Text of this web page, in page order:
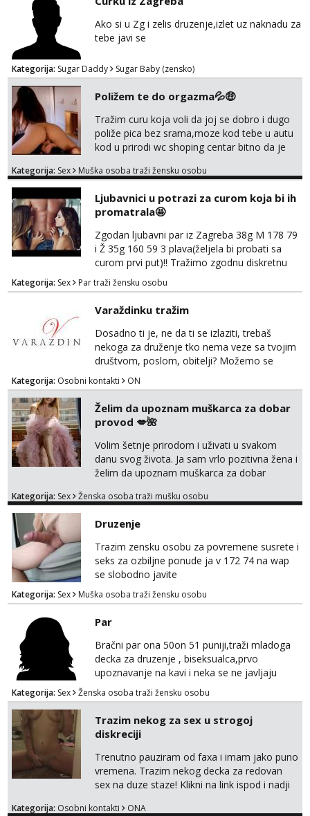
Ako si u Zg i zelis druzenje,izlet uz naknadu za
tebe javi se
Kategorija: Sugar Daddy Sugar Baby (zensko)
Poližem te do orgazma💦🤑
Tražim curu koja voli da joj se dobro i dugo
poliže pica bez srama,moze kod tebe u autu
kod u prirodi wc shoping centar bitno da je
jer nisam solo. Zgodan sam i diskretan,sliku
za brz dogovor Kontakt 0958759047
Kategorija: Sex Muška osoba traži žensku osobu
Ljubavnici u potrazi za curom koja bi ih
promatrala🤩
Zgodan ljubavni par iz Zagreba 38g M 178 79
i Ž 35g 160 59 3 plava(željela bi probati sa
curom prvi put)!! Tražimo zgodnu diskretnu
curu koja bi nas promatrala dok imamo
žestok odnos. Može se pridruziti ali i ne
mora.Bitno da uzivamo diskretno anonimno
bez upoznavanja puno.Sliku mozemo
razmjeniti,ali najbolje uzivo se upoznati. Na
goo smo do 15.8 poslije tog mozemo se
druziti,javi se na mail il...
Kategorija: Sex Par traži žensku osobu
Varaždinku tražim
Dosadno ti je, ne da ti se izlaziti, trebaš
nekoga za druženje tko nema veze sa tvojim
društvom, poslom, obitelji? Možemo se
podružiti i zabaviti na razne načine. Makni se
od svakodnevice samnom. Javi se na
Whatsapp. Samo Varaždin i okolica.
Kategorija: Osobni kontakti ON
Želim da upoznam muškarca za dobar
provod 💋🌺
Volim šetnje prirodom i uživati u svakom
danu svog života. Ja sam vrlo pozitivna žena i
želim da upoznam muškarca za dobar
na link ispod i nadji me tamo, cekam te!
Kategorija: Sex Ženska osoba traži mušku osobu
Druzenje
Trazim zensku osobu za povremene susrete i
seks za ozbiljne ponude ja v 172 74 na wap
se slobodno javite
Kategorija: Sex Muška osoba traži žensku osobu
Par
Bračni par ona 50on 51 puniji,traži mladoga
decka za druzenje , biseksualca,prvo
upoznavanje na kavi i neka se ne javljaju
stariji od 30 godina
Kategorija: Sex Ženska osoba traži žensku osobu
Trazim nekog za sex u strogoj
diskreciji
Trenutno pauziram od faxa i imam jako puno
vremena. Trazim nekog decka za redovan
sex na duze staze! Klikni na link ispod i nadji
Kategorija: Osobni kontakti ONA